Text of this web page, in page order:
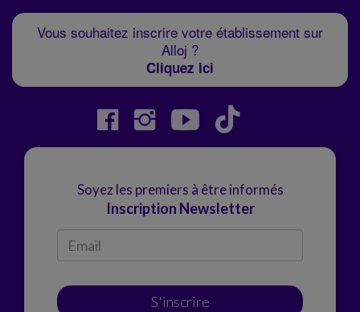
Vous souhaitez inscrire votre établissement sur
Alloj ?
Cliquez ici
Soyez les premiers à être informés
Inscription Newsletter
S'inscrire